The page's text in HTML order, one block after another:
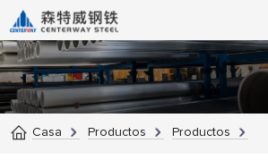
Casa Productos Productos